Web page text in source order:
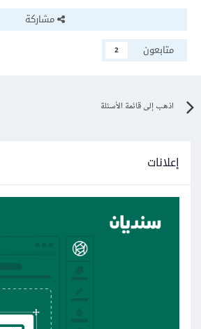
مشاركة
متابعون
2
اذهب إلى قائمة الأسئلة
إعلانات